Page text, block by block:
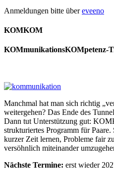
Anmeldungen bitte übereveeno
KOMKOM
KOMmunikationsKOMpetenz-
Manchmal hat man sich richtig
weitergehen? Das Ende des
Dann tut Unterstützung gut:
strukturiertes Programm für
kurzer Zeit lernen, Probleme fair
versöhnlich miteinander
Nächste Termine: erst wieder